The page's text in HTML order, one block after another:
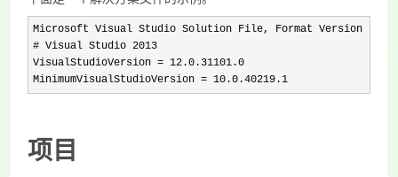
Microsoft Visual Studio Solution File, Format Version
# Visual Studio 2013
VisualStudioVersion = 12.0.31101.0
MinimumVisualStudioVersion = 10.0.40219.1
项目